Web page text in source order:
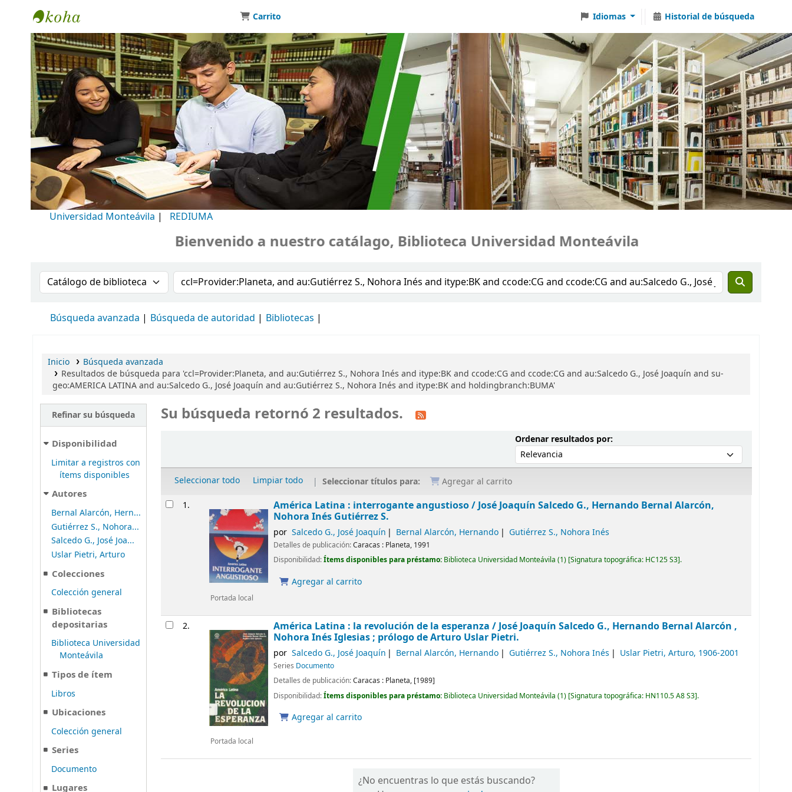
Biblioteca Universidad Monteávila
Carrito Idiomas Historial de búsqueda
Universidad Monteávila | REDIUMA
Bienvenido a nuestro catálago, Biblioteca Universidad Monteávila
Buscar en el catálogo por:Buscar en el catálogo
Búsqueda avanzada Búsqueda de autoridad Bibliotecas
Inicio
Búsqueda avanzada
Resultados de búsqueda para 'ccl=Provider:Planeta, and au:Gutiérrez S., Nohora Inés and itype:BK and ccode:CG and ccode:CG and au:Salcedo G., José Joaquín and su-
geo:AMERICA LATINA and au:Salcedo G., José Joaquín and au:Gutiérrez S., Nohora Inés and itype:BK and holdingbranch:BUMA'
Refinar su búsqueda
Disponibilidad
Limitar a registros con
ítems disponibles
Autores
Bernal Alarcón, Hern...
Gutiérrez S., Nohora...
Salcedo G., José Joa...
Uslar Pietri, Arturo
Colecciones
Colección general
Bibliotecas
depositarias
Biblioteca Universidad
Monteávila
Tipos de ítem
Libros
Ubicaciones
Colección general
Series
Documento
Lugares
Su búsqueda retornó 2 resultados.
Ordenar resultados por:Ordenar por:
Seleccionar todo Limpiar todo Seleccionar títulos para: Agregar al carrito
Resultados
1.
Portada local
América Latina : interrogante angustioso /José Joaquín Salcedo G., Hernando Bernal Alarcón,
Nohora Inés Gutiérrez S.
por Salcedo G., José Joaquín Bernal Alarcón, Hernando Gutiérrez S., Nohora Inés
Detalles de publicación:Caracas : Planeta, 1991
Disponibilidad:Ítems disponibles para préstamo: Biblioteca Universidad Monteávila (1) Signatura topográfica: HC125 S3 .
Agregar al carrito
2.
Portada local
América Latina : la revolución de la esperanza /José Joaquín Salcedo G., Hernando Bernal Alarcón ,
Nohora Inés Iglesias ; prólogo de Arturo Uslar Pietri.
por Salcedo G., José Joaquín Bernal Alarcón, Hernando Gutiérrez S., Nohora Inés Uslar Pietri, Arturo, 1906-2001
Series Documento
Detalles de publicación:Caracas : Planeta, [1989]
Disponibilidad:Ítems disponibles para préstamo: Biblioteca Universidad Monteávila (1) Signatura topográfica: HN110.5 A8 S3 .
Agregar al carrito
¿No encuentras lo que estás buscando?